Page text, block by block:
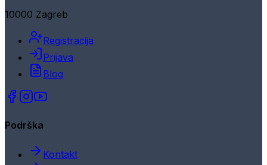
10000 Zagreb
Registracija
Prijava
Blog
Podrška
Kontakt